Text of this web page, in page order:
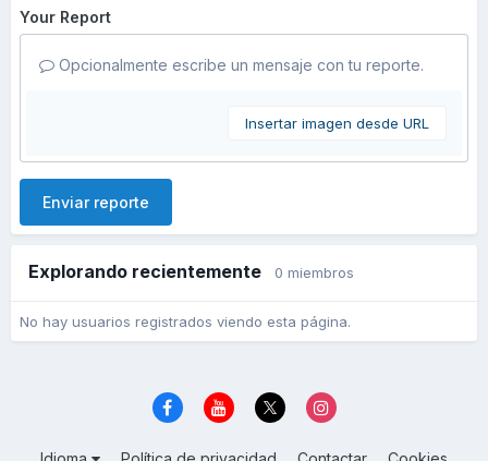
Your Report
Opcionalmente escribe un mensaje con tu reporte.
Insertar imagen desde URL
Enviar reporte
Explorando recientemente 0 miembros
No hay usuarios registrados viendo esta página.